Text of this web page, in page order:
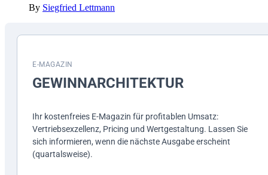
By Siegfried Lettmann
E-MAGAZIN
GEWINN­ARCHITEKTUR
Ihr kostenfreies E-Magazin für profitablen Umsatz:
Vertriebsexzellenz, Pricing und Wertgestaltung. Lassen Sie
sich informieren, wenn die nächste Ausgabe erscheint
(quartalsweise).